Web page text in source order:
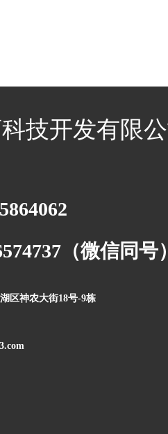
技开发有限
（微信同号
区神农大街18号-9栋